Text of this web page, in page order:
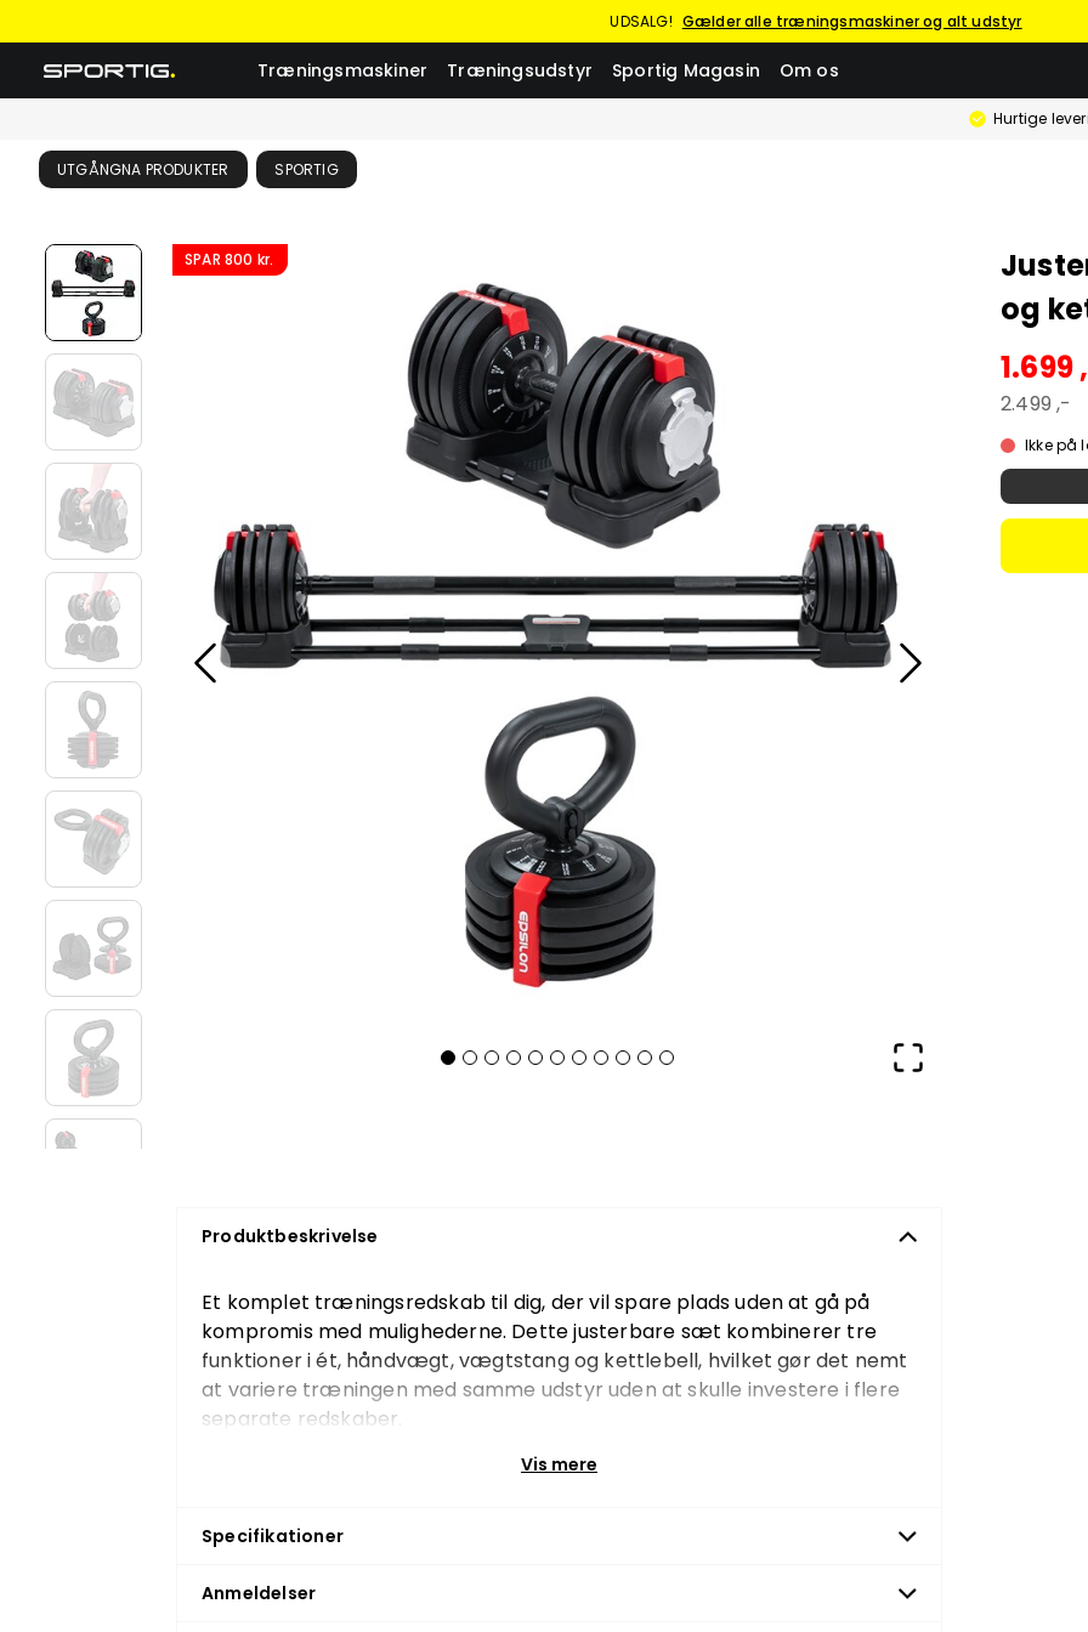
UDSALG! Gælder alle træningsmaskiner og alt udstyr
Træningsmaskiner Træningsudstyr Sportig Magasin Om os
Hurtige
UTGÅNGNA PRODUKTER SPORTIG
SPAR 800 kr.
og
1.699
2.499 ,-
Ikke på
Produktbeskrivelse
Et komplet træningsredskab til dig, der vil spare plads uden at gå på
kompromis med mulighederne. Dette justerbare sæt kombinerer tre
funktioner i ét, håndvægt, vægtstang og kettlebell, hvilket gør det nemt
at variere træningen med samme udstyr uden at skulle investere i flere
separate redskaber.
Hver træningstilstand tilbyder 12 forskellige vægtniveauer, så du nemt
dreje til den ønskede vægt. For optimal funktion bør vægten altid
Vis mere
Specifikationer
Anmeldelser